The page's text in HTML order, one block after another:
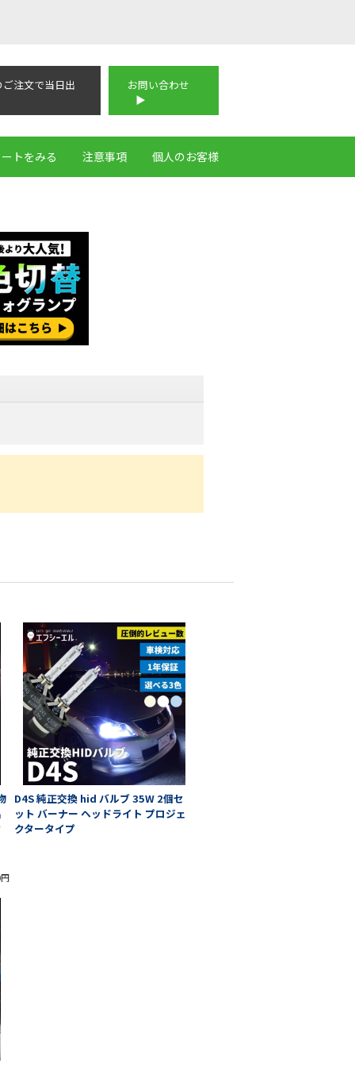
注文で当日出 お問い合わせ
トをみる 注意事項 個人のお客様
D4S 純正交換 hid バルブ 35W 2個セ
ット バーナー ヘッドライト プロジェ
クタータイプ